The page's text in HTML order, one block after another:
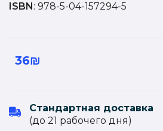
ISBN : 978-5-04-157294-5
36₪
Стандартная доставка
(до 21 рабочего дня)